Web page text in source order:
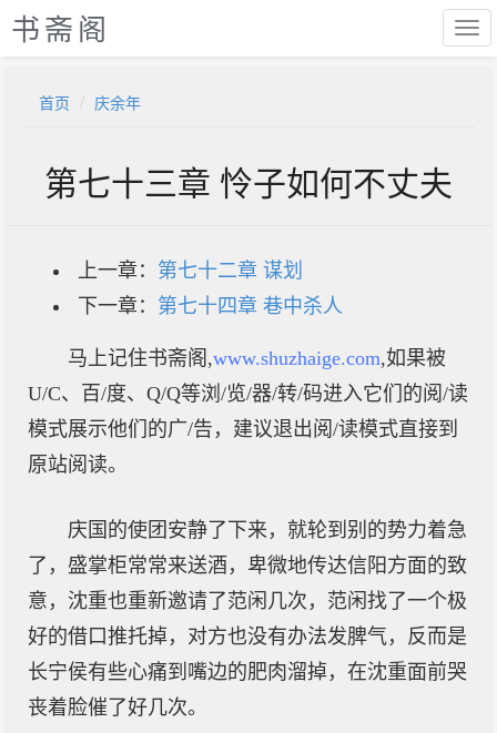
书斋阁
首页 庆余年
第七十三章 怜子如何不丈夫
上一章： 第七十二章 谋划
下一章： 第七十四章 巷中杀人
马上记住书斋阁,www.shuzhaige.com,如果被
U/C、百/度、Q/Q等浏/览/器/转/码进入它们的阅/读
模式展示他们的广/告，建议退出阅/读模式直接到
原站阅读。
庆国的使团安静了下来，就轮到别的势力着急
了，盛掌柜常常来送酒，卑微地传达信阳方面的致
意，沈重也重新邀请了范闲几次，范闲找了一个极
好的借口推托掉，对方也没有办法发脾气，反而是
长宁侯有些心痛到嘴边的肥肉溜掉，在沈重面前哭
丧着脸催了好几次。